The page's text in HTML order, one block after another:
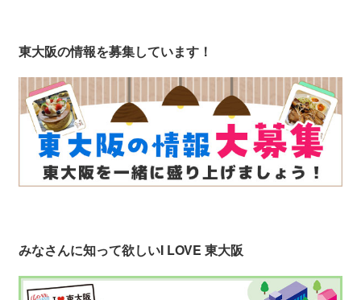
東大阪の情報を募集しています！
みなさんに知って欲しいI LOVE 東大阪